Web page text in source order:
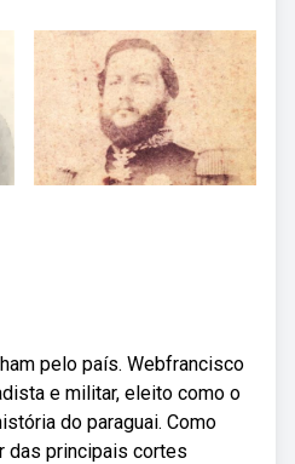
pelo país. Webfrancisco
e militar, eleito como o
do paraguai. Como
das principais cortes